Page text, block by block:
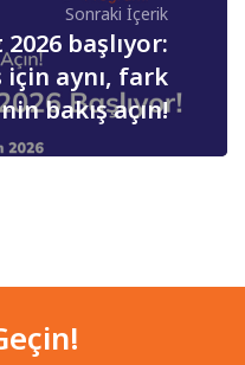
Sonraki İçerik
başlıyor:
aynı, fark
bakış açın!